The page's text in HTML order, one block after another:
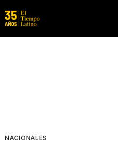
NACIONALES